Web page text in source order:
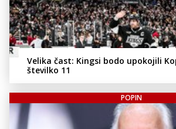
Velika čast: Kingsi bodo upokojili
številko 11
POPIN